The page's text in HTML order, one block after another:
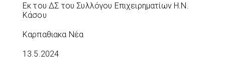
Εκ του ΔΣ του Συλλόγου Επιχειρηματίων Η.Ν.
Κάσου
Καρπαθιακα Νέα
13.5.2024